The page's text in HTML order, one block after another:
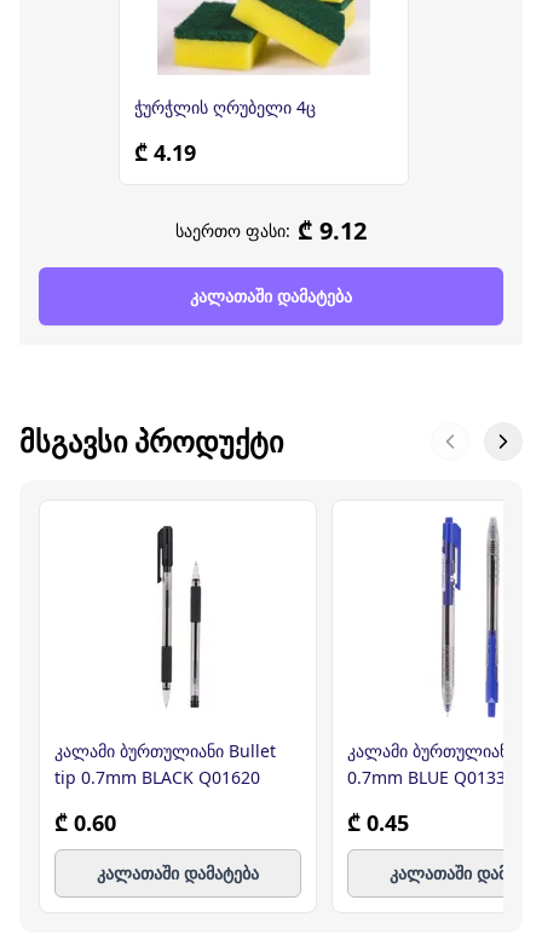
ჭურჭლის ღრუბელი 4ც
₾ 4.19
საერთო ფასი: ₾ 9.12
კალათაში დამატება
ᲛᲡᲒᲐᲕᲡᲘ ᲞᲠᲝᲓᲣᲥᲢᲘ
კალამი ბურთულიანი Bullet
tip 0.7mm BLACK Q01620
₾ 0.60
კალათაში დამატება
კალამი ბურთულიანი
0.7mm BLUE
₾ 0.45
კალათაში